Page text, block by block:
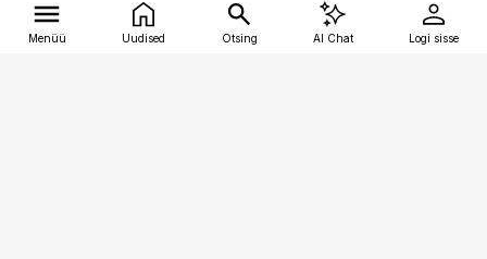
Menüü Uudised Otsing AI Chat Logi sisse